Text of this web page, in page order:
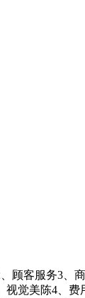
客服务3
觉美陈4、